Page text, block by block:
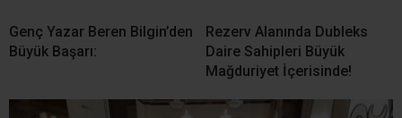
Genç Yazar Beren Bilgin’den
Büyük Başarı:
Rezerv Alanında Dubleks
Daire Sahipleri Büyük
Mağduriyet İçerisinde!